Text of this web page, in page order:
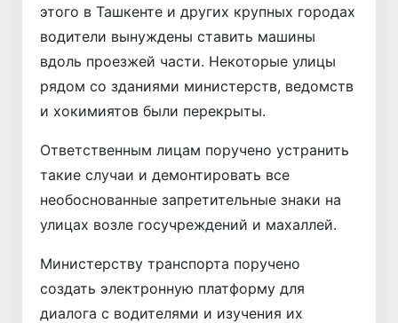
этого в Ташкенте и других крупных городах
водители вынуждены ставить машины
вдоль проезжей части. Некоторые улицы
рядом со зданиями министерств, ведомств
и хокимиятов были перекрыты.
Ответственным лицам поручено устранить
такие случаи и демонтировать все
необоснованные запретительные знаки на
улицах возле госучреждений и махаллей.
Министерству транспорта поручено
создать электронную платформу для
диалога с водителями и изучения их